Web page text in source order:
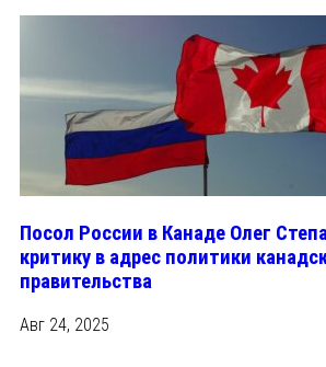
Посол России в Канаде Олег
критику в адрес политики
правительства
Авг 24, 2025